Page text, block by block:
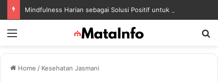
Home / Kesehatan Jasmani